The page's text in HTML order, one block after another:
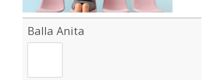
Balla Anita